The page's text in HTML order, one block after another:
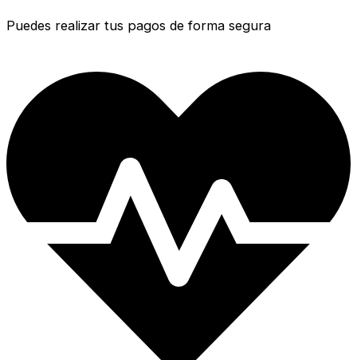
Puedes realizar tus pagos de forma segura